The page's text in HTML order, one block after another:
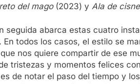
del mago(2023) y Ala de cisne
seguida abarca estas cuatro
todos los casos, el estilo se
nos quiere compartir de ese
tristezas y momentos felices
de notar el paso del tiempo y